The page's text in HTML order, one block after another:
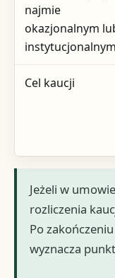
najmie
okazjonalnym
instytucjonalnym
Cel kaucji
Jeżeli w
rozliczenia
Po
wyznacza